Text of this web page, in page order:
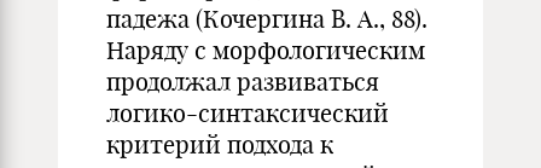
падежа (Кочергина В. А., 88).
Наряду с морфологическим
продолжал развиваться
логико-синтаксический
критерий подхода к